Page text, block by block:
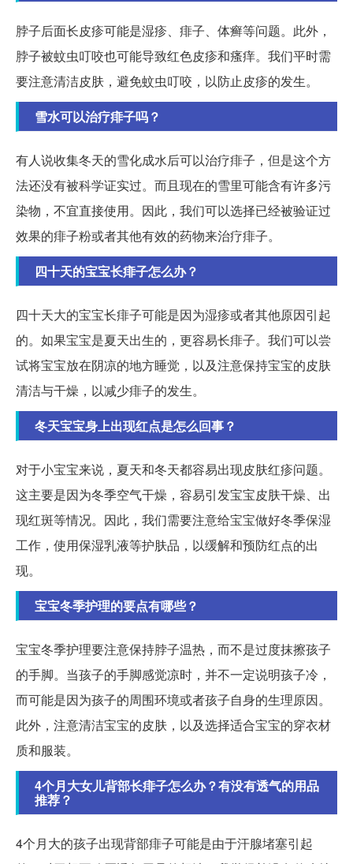
脖子后面长皮疹可能是湿疹、痱子、体癣等问题。此外，
脖子被蚊虫叮咬也可能导致红色皮疹和瘙痒。我们平时需
要注意清洁皮肤，避免蚊虫叮咬，以防止皮疹的发生。
雪水可以治疗痱子吗？
有人说收集冬天的雪化成水后可以治疗痱子，但是这个方
法还没有被科学证实过。而且现在的雪里可能含有许多污
染物，不宜直接使用。因此，我们可以选择已经被验证过
效果的痱子粉或者其他有效的药物来治疗痱子。
四十天的宝宝长痱子怎么办？
四十天大的宝宝长痱子可能是因为湿疹或者其他原因引起
的。如果宝宝是夏天出生的，更容易长痱子。我们可以尝
试将宝宝放在阴凉的地方睡觉，以及注意保持宝宝的皮肤
清洁与干燥，以减少痱子的发生。
冬天宝宝身上出现红点是怎么回事？
对于小宝宝来说，夏天和冬天都容易出现皮肤红疹问题。
这主要是因为冬季空气干燥，容易引发宝宝皮肤干燥、出
现红斑等情况。因此，我们需要注意给宝宝做好冬季保湿
工作，使用保湿乳液等护肤品，以缓解和预防红点的出
现。
宝宝冬季护理的要点有哪些？
宝宝冬季护理要注意保持脖子温热，而不是过度抹擦孩子
的手脚。当孩子的手脚感觉凉时，并不一定说明孩子冷，
而可能是因为孩子的周围环境或者孩子自身的生理原因。
此外，注意清洁宝宝的皮肤，以及选择适合宝宝的穿衣材
质和服装。
4个月大女儿背部长痱子怎么办？有没有透气的用品
推荐？
4个月大的孩子出现背部痱子可能是由于汗腺堵塞引起